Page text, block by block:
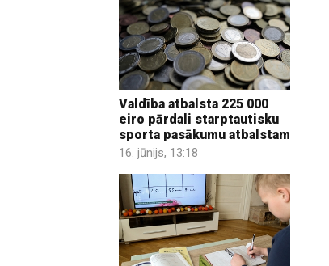
Valdība atbalsta 225 000
eiro pārdali starptautisku
sporta pasākumu atbalstam
16. jūnijs, 13:18